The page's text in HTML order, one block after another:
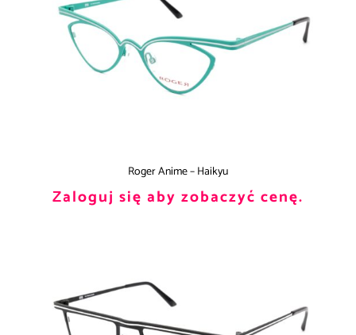
Roger Anime – Haikyu
Zaloguj się aby zobaczyć cenę.